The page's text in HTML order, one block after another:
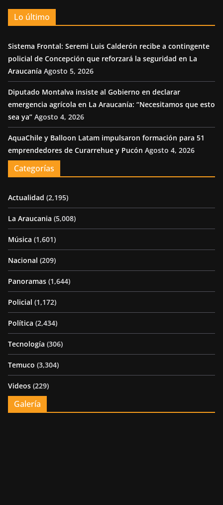
Lo último
Sistema Frontal: Seremi Luis Calderón recibe a contingente
policial de Concepción que reforzará la seguridad en La
Araucanía Agosto 5, 2026
Diputado Montalva insiste al Gobierno en declarar
emergencia agrícola en La Araucanía: “Necesitamos que esto
sea ya” Agosto 4, 2026
AquaChile y Balloon Latam impulsaron formación para 51
emprendedores de Curarrehue y Pucón Agosto 4, 2026
Categorías
Actualidad (2,195)
La Araucania (5,008)
Música (1,601)
Nacional (209)
Panoramas (1,644)
Policial (1,172)
Política (2,434)
Tecnología (306)
Temuco (3,304)
Videos (229)
Galería